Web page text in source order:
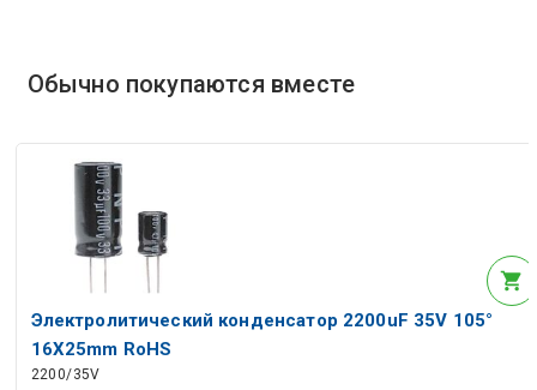
Обычно покупаются вместе
Электролитический конденсатор 2200uF 35V 105°
16X25mm RoHS
2200/35V